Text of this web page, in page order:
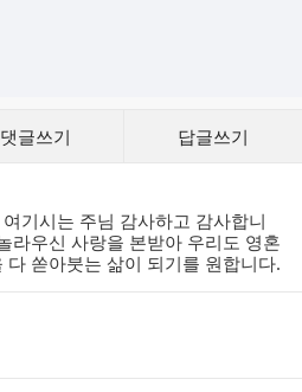
댓글쓰기 답글쓰기
기시는 주님 감사하고 감사합니
라우신 사랑을 본받아 우리도 영혼
쏟아붓는 삶이 되기를 원합니다.